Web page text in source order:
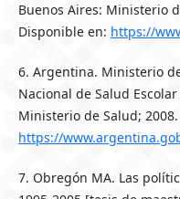
Buenos Aires: Ministerio
Disponible en: https://
6. Argentina. Ministerio
Nacional de Salud
Ministerio de Salud;
https://
7. Obregón MA. Las